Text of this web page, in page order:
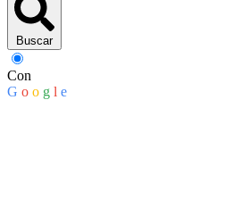
Buscar
Con
G o o g l e